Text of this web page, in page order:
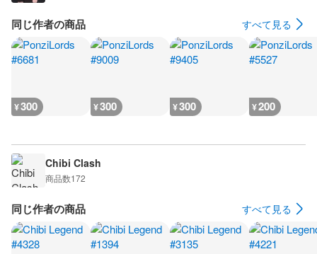
同じ作者の商品 すべて見る
¥300 ¥300 ¥300 ¥200
Chibi Clash
商品数172
同じ作者の商品 すべて見る